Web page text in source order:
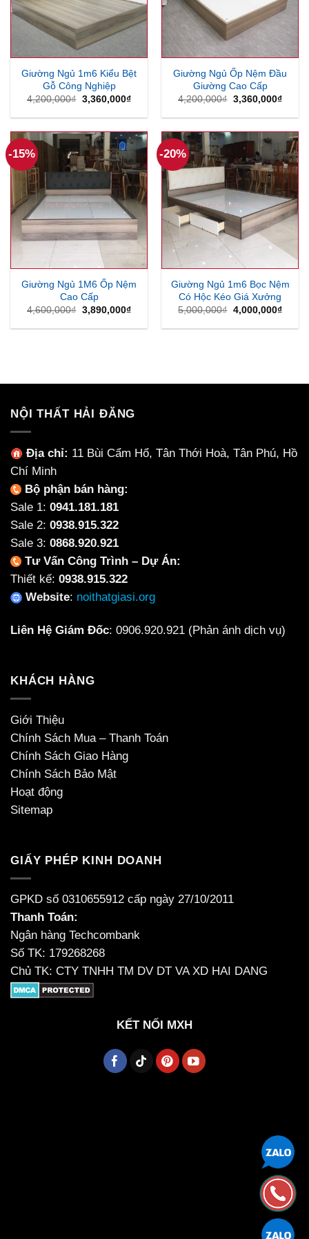
Giường Ngủ 1m6 Kiểu Bệt
Gỗ Công Nghiệp
4,200,000₫ Giá
là:
3,360,000₫Giá
tại
3,360,000₫.
Giường Ngủ Ốp Nệm Đầu
Giường Cao Cấp
4,200,000₫ Giá
là:
3,360,000₫Giá
tại
-15%
Giường Ngủ 1M6 Ốp Nệm
Cao Cấp
4,600,000₫ Giá
là:
3,890,000₫Giá
tại
-20%
Giường Ngủ 1m6 Bọc Nệm
Có Hộc Kéo Giá Xưởng
5,000,000₫ Giá
là:
4,000,000₫Giá
tại
NỘI THẤT HẢI ĐĂNG
Địa chỉ: 11 Bùi Cẩm Hổ, Tân Thới Hoà, Tân Phú, Hồ
Chí Minh
Bộ phận bán hàng:
Sale 1: 0941.181.181
Sale 2: 0938.915.322
Sale 3: 0868.920.921
Tư Vấn Công Trình – Dự Án:
Thiết kế: 0938.915.322
Website: noithatgiasi.org
Liên Hệ Giám Đốc: 0906.920.921 (Phản ánh dịch vụ)
KHÁCH HÀNG
Giới Thiệu
Chính Sách Mua – Thanh Toán
Chính Sách Giao Hàng
Chính Sách Bảo Mật
Hoạt động
Sitemap
GIẤY PHÉP KINH DOANH
GPKD số 0310655912 cấp ngày 27/10/2011
Thanh Toán:
Ngân hàng Techcombank
Số TK: 179268268
Chủ TK: CTY TNHH TM DV DT VA XD HAI DANG
KẾT NỐI MXH